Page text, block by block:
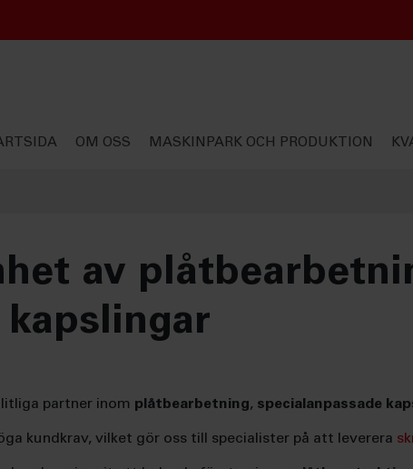
OM OSS MASKINPARK OCH PRODUKTION
av
kapslingar
partner inom plåtbearbetning, specialanpassade
kundkrav, vilket gör oss till specialister på att leverera